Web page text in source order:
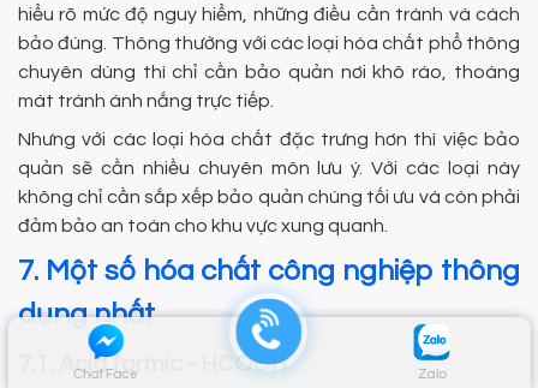
Chat Face Zalo
hiểu rõ mức độ nguy hiểm, những điều cần tránh và cách
bảo đúng. Thông thường với các loại hóa chất phổ thông
chuyên dùng thì chỉ cần bảo quản nơi khô ráo, thoáng
mát tránh ánh nắng trực tiếp.
Nhưng với các loại hóa chất đặc trưng hơn thì việc bảo
quản sẽ cần nhiều chuyên môn lưu ý. Với các loại này
không chỉ cần sắp xếp bảo quản chúng tối ưu và còn phải
đảm bảo an toàn cho khu vực xung quanh.
7. Một số hóa chất công nghiệp thông
dụng nhất
7.1. Acid formic - HCOOH